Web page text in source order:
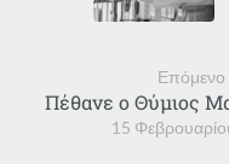
15
Πέθανε ο Θύμιος